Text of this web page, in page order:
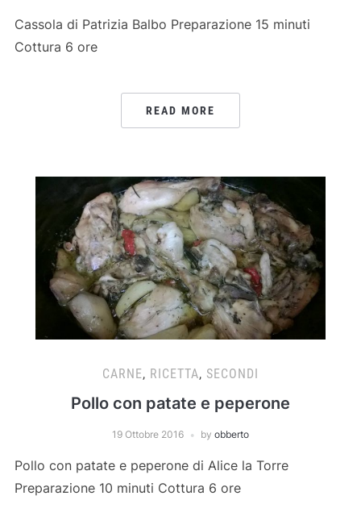
Cassola di Patrizia Balbo Preparazione 15 minuti
Cottura 6 ore
READ MORE
CARNE, RICETTA, SECONDI
Pollo con patate e peperone
19 Ottobre 2016 by obberto
Pollo con patate e peperone di Alice la Torre
Preparazione 10 minuti Cottura 6 ore